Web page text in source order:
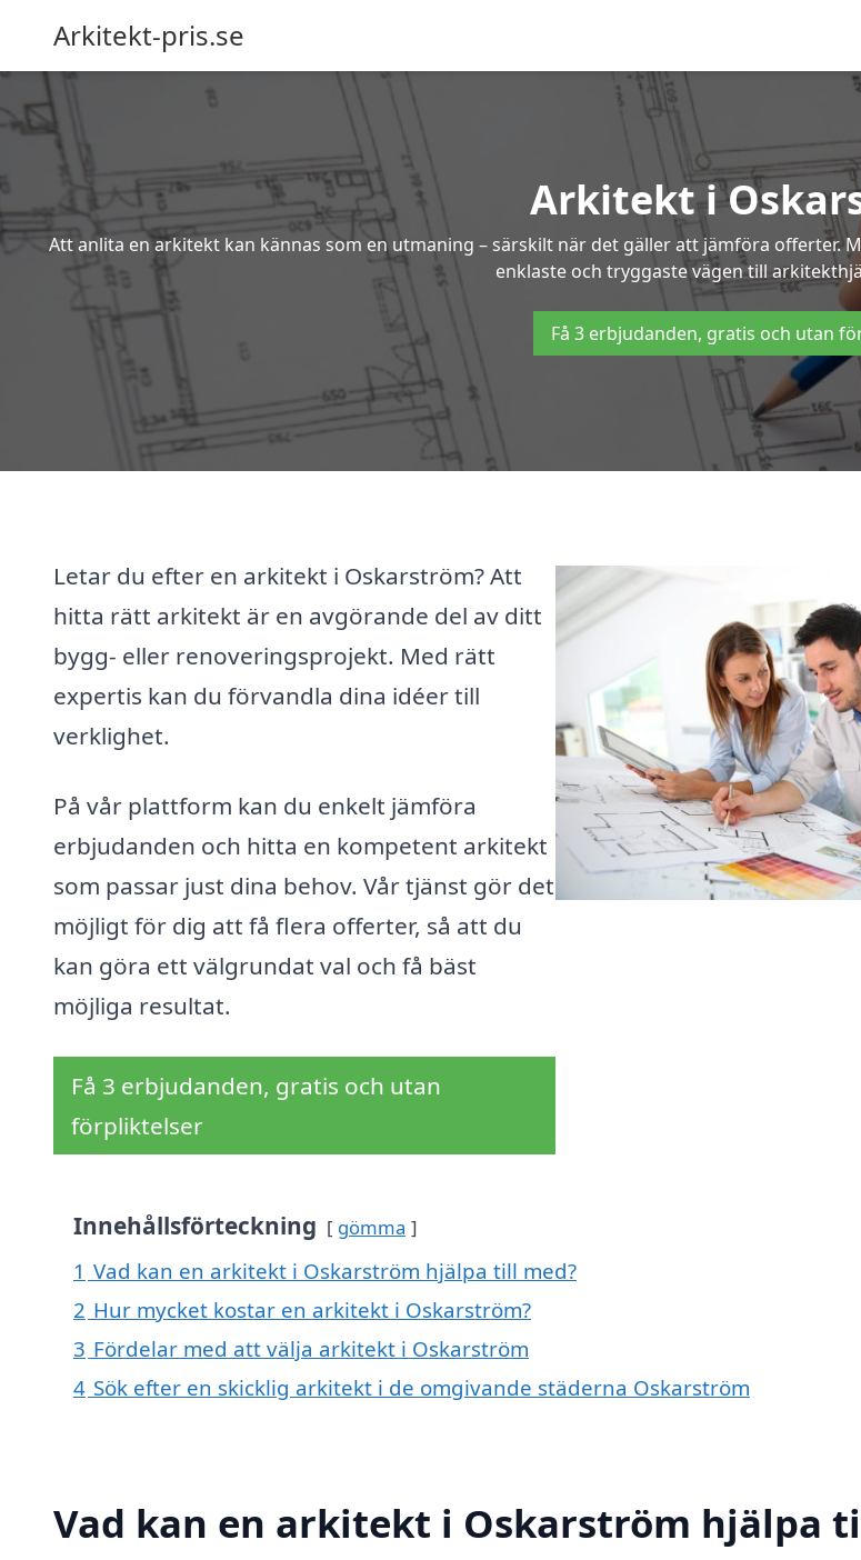
Arkitekt-pris.se
Arkitekt i
Att anlita en arkitekt kan kännas som en utmaning – särskilt när det gäller att jämföra offerter.
enklaste och tryggaste vägen till
Få 3 erbjudanden, gratis och utan
Letar du efter en arkitekt i Oskarström? Att
hitta rätt arkitekt är en avgörande del av ditt
bygg- eller renoveringsprojekt. Med rätt
expertis kan du förvandla dina idéer till
verklighet.
På vår plattform kan du enkelt jämföra
erbjudanden och hitta en kompetent arkitekt
som passar just dina behov. Vår tjänst gör det
möjligt för dig att få flera offerter, så att du
kan göra ett välgrundat val och få bäst
möjliga resultat.
Få 3 erbjudanden, gratis och utan
förpliktelser
Innehållsförteckning gömma
1 Vad kan en arkitekt i Oskarström hjälpa till med?
2 Hur mycket kostar en arkitekt i Oskarström?
3 Fördelar med att välja arkitekt i Oskarström
4 Sök efter en skicklig arkitekt i de omgivande städerna Oskarström
Vad kan en arkitekt i Oskarström hjälpa